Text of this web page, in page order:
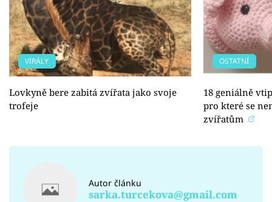
VIRÁLY
Lovkyně bere zabitá zvířata jako svoje
trofeje
OSTATNÍ
18 geniálně
pro které se
zvířatům
Autor článku
sarka.turcekova@gmail.com